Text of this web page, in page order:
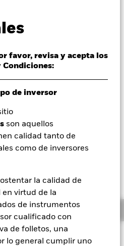
favor, revisa y acepta los
Condiciones:
de inversor
son aquellos
calidad tanto de
como de inversores
la calidad de
virtud de la
de instrumentos
cualificado con
de folletos, una
lo general cumplir uno